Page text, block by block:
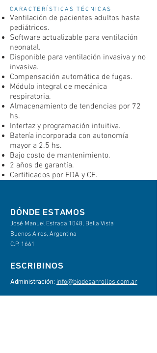
CARACTERÍSTICAS TÉCNICAS
Ventilación de pacientes adultos hasta
pediátricos.
Software actualizable para ventilación
neonatal.
Disponible para ventilación invasiva y no
invasiva.
Compensación automática de fugas.
Módulo integral de mecánica
respiratoria.
Almacenamiento de tendencias por 72
hs.
Interfaz y programación intuitiva.
Batería incorporada con autonomía
mayor a 2.5 hs.
Bajo costo de mantenimiento.
2 años de garantía.
Certificados por FDA y CE.
​DÓNDE ESTAMOS
José Manuel Estrada 1048, Bella Vista
Buenos Aires, Argentina
C.P. 1661
ESCRIBINOS
Administración: info@biodesarrollos.com.ar